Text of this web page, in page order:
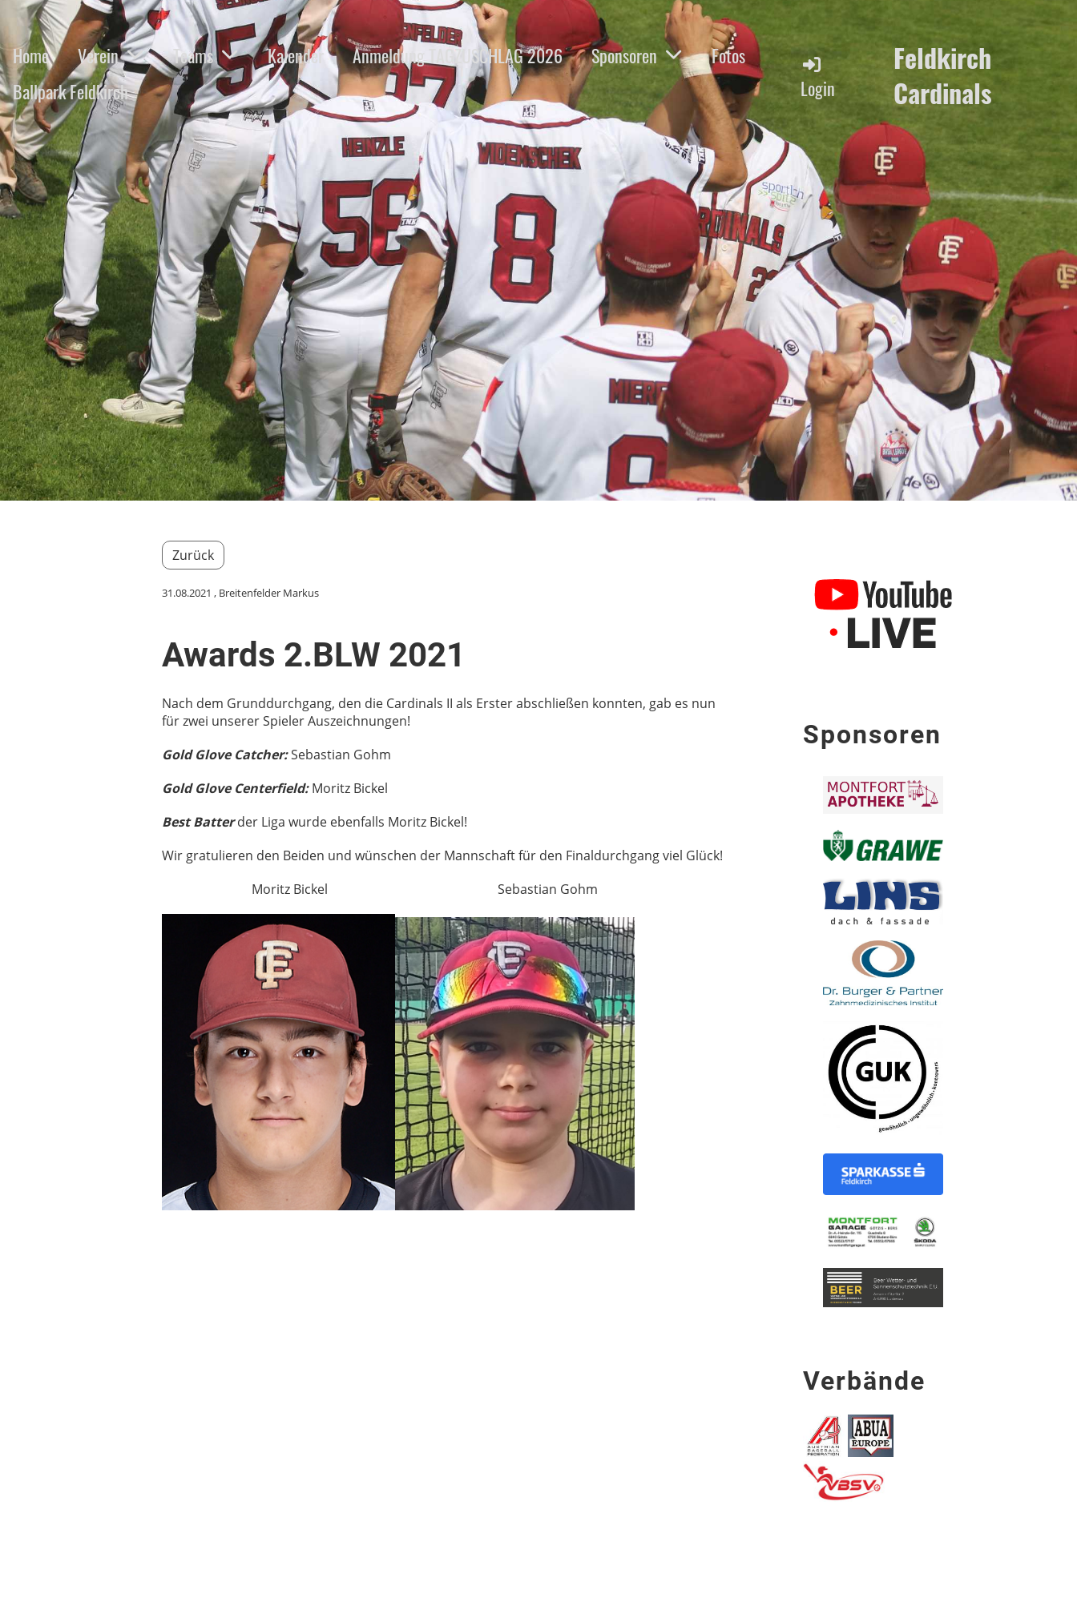
Home Verein Teams Kalender Anmeldung TAGZUSCHLAG 2026 Sponsoren
Fotos
Ballpark Feldkirch
Login
Feldkirch
Cardinals
Zurück
31.08.2021 , Breitenfelder Markus
Awards 2.BLW 2021
Nach dem Grunddurchgang, den die Cardinals II als Erster abschließen konnten, gab es nun
für zwei unserer Spieler Auszeichnungen!
Gold Glove Catcher:Sebastian Gohm
Gold Glove Centerfield:Moritz Bickel
Best Batterder Liga wurde ebenfalls Moritz Bickel!
Wir gratulieren den Beiden und wünschen der Mannschaft für den Finaldurchgang viel Glück!
Moritz Bickel Sebastian Gohm
Sponsoren
Verbände